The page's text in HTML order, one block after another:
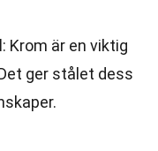
: Krom är en viktig
ger stålet dess